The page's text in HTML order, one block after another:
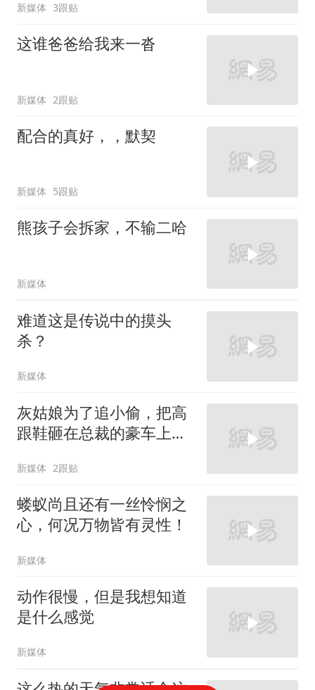
新媒体 3跟贴
这谁爸爸给我来一沓
新媒体 2跟贴
配合的真好，，默契
新媒体 5跟贴
熊孩子会拆家，不输二哈
新媒体
难道这是传说中的摸头
杀？
新媒体
灰姑娘为了追小偷，把高
跟鞋砸在总裁的豪车上，
新媒体 2跟贴
蝼蚁尚且还有一丝怜悯之
心，何况万物皆有灵性！
新媒体
动作很慢，但是我想知道
是什么感觉
新媒体